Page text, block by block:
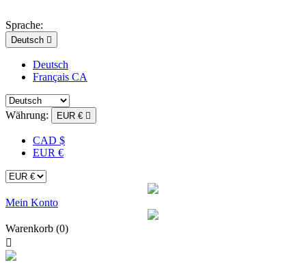
Sprache:
Deutsch 
Deutsch
Français CA
Währung: EUR € 
CAD $
EUR €
Mein Konto
Warenkorb (0)
